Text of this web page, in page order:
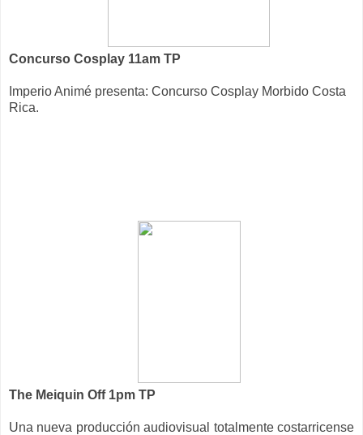
Concurso Cosplay 11am TP
Imperio Animé presenta: Concurso Cosplay Morbido Costa
Rica.
The Meiquin Off 1pm TP
Una nueva producción audiovisual totalmente costarricense